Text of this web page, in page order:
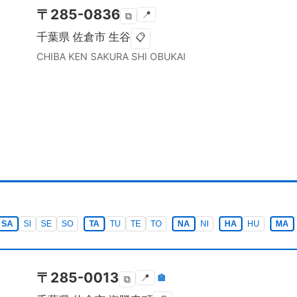
〒 285-0836 ⧉ 📍
千葉県 佐倉市 生谷 📋
CHIBA KEN SAKURA SHI OBUKAI
SA SI SE SO TA TU TE TO NA NI HA HU MA
〒 285-0013 ⧉ 📍 🏣